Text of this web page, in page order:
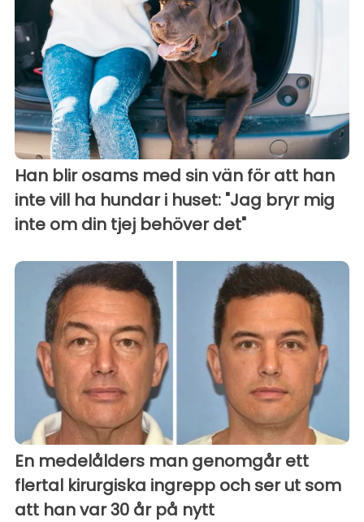
Han blir osams med sin vän för att han
inte vill ha hundar i huset: "Jag bryr mig
inte om din tjej behöver det"
En medelålders man genomgår ett
flertal kirurgiska ingrepp och ser ut som
att han var 30 år på nytt